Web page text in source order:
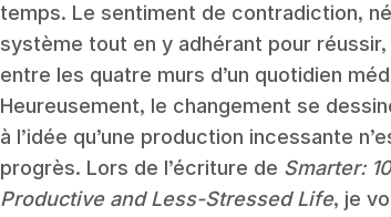
temps. Le sentiment de contradiction,
système tout en y adhérant pour
entre les quatre murs d’un quotidien
Heureusement, le changement se
à l’idée qu’une production incessante
progrès. Lors de l’écriture de Smarter:
Productive and Less-Stressed Life, je